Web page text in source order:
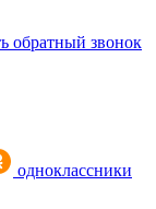
обратный звонок
одноклассники